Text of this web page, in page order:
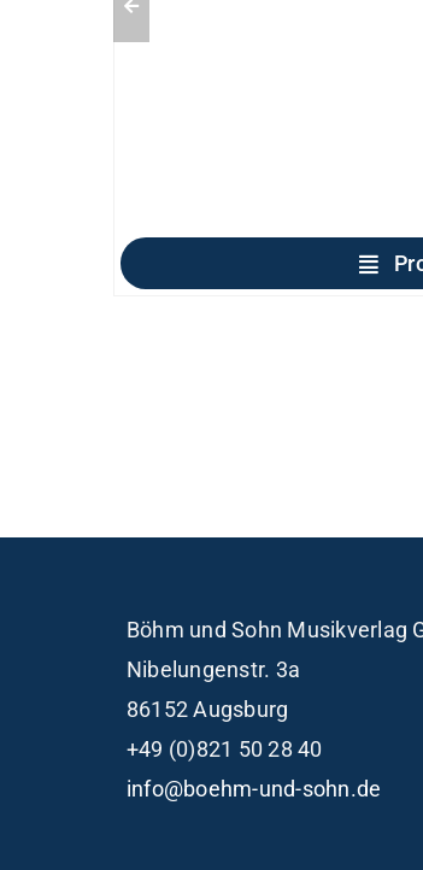
Böhm und Sohn Musikverlag
Nibelungenstr. 3a
86152 Augsburg
+49 (0)821 50 28 40
info@boehm-und-sohn.de